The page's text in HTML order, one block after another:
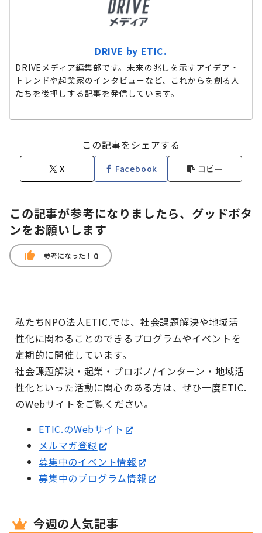
DRIVE by ETIC.
DRIVEメディア編集部です。未来の兆しを示すアイデア・
トレンドや起業家のインタビューなど、これからを創る人
たちを後押しする記事を発信しています。
この記事をシェアする
X Facebook コピー
この記事が参考になりましたら、グッドボタ
ンをお願いします
thumb_up 参考になった！ 0
私たちNPO法人ETIC.では、社会課題解決や地域活
性化に関わることのできるプログラムやイベントを
定期的に開催しています。
社会課題解決・起業・プロボノ/インターン・地域活
性化といった活動に関心のある方は、ぜひ一度ETIC.
のWebサイトをご覧ください。
ETIC.のWebサイト
メルマガ登録
募集中のイベント情報
募集中のプログラム情報
今週の人気記事